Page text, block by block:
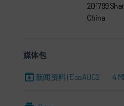
201799
China
媒体包
新闻资料 | EcoAUC2 4